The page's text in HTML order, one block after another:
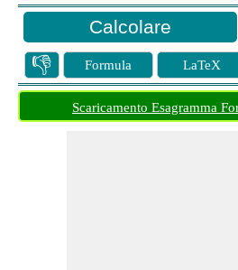
👎 Formula LaTeX
Scaricamento Esagramma